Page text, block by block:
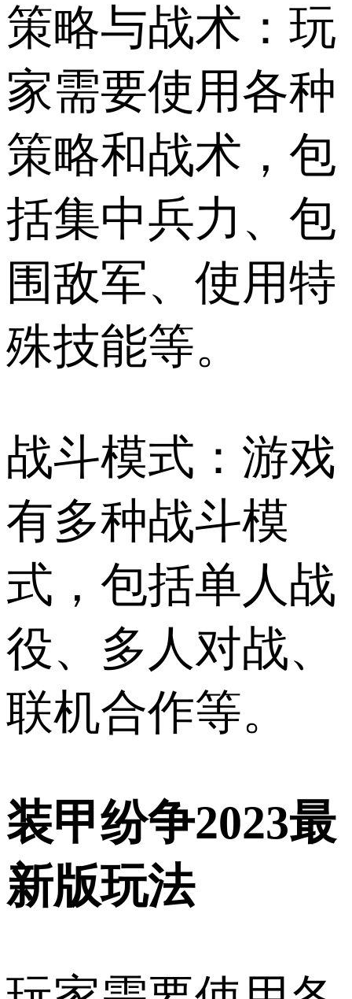
策略与战术：玩
家需要使用各种
策略和战术，包
括集中兵力、包
围敌军、使用特
殊技能等。
战斗模式：游戏
有多种战斗模
式，包括单人战
役、多人对战、
联机合作等。
装甲纷争2023最
新版玩法